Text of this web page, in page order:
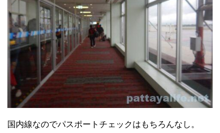
国内線なのでパスポートチェックはもちろんなし。